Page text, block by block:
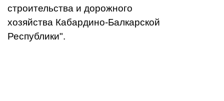
строительства и дорожного
хозяйства Кабардино-Балкарской
Республики".